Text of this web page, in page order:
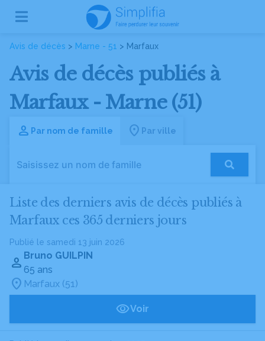
Avis de décès > Marne - 51 > Marfaux
Avis de décès publiés à
Marfaux - Marne (51)
Par nom de famille Par ville
Liste des derniers avis de décès publiés à
Marfaux ces 365 derniers jours
Publié le samedi 13 juin 2026
Bruno GUILPIN
65 ans
Marfaux (51)
Voir